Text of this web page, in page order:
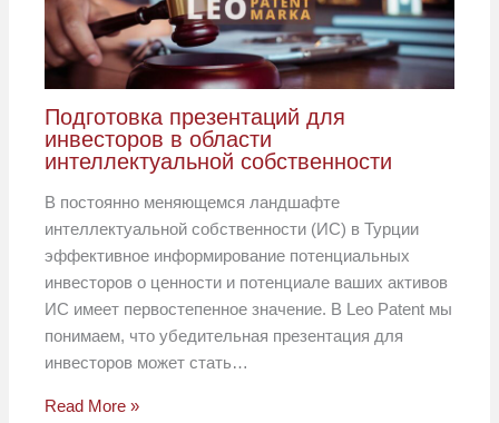
Подготовка презентаций для
инвесторов в области
интеллектуальной собственности
В постоянно меняющемся ландшафте
интеллектуальной собственности (ИС) в Турции
эффективное информирование потенциальных
инвесторов о ценности и потенциале ваших активов
ИС имеет первостепенное значение. В Leo Patent мы
понимаем, что убедительная презентация для
инвесторов может стать…
Read More »